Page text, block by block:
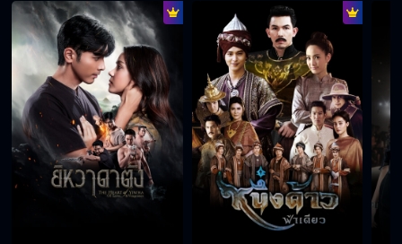
ฮั่นแน่...ชอบสาระแนนักเหรอ!!!
วิธีจัดการกับหมาบ้า
เมื่อไหร่เปรตมารจะไปให้พ้นซะที